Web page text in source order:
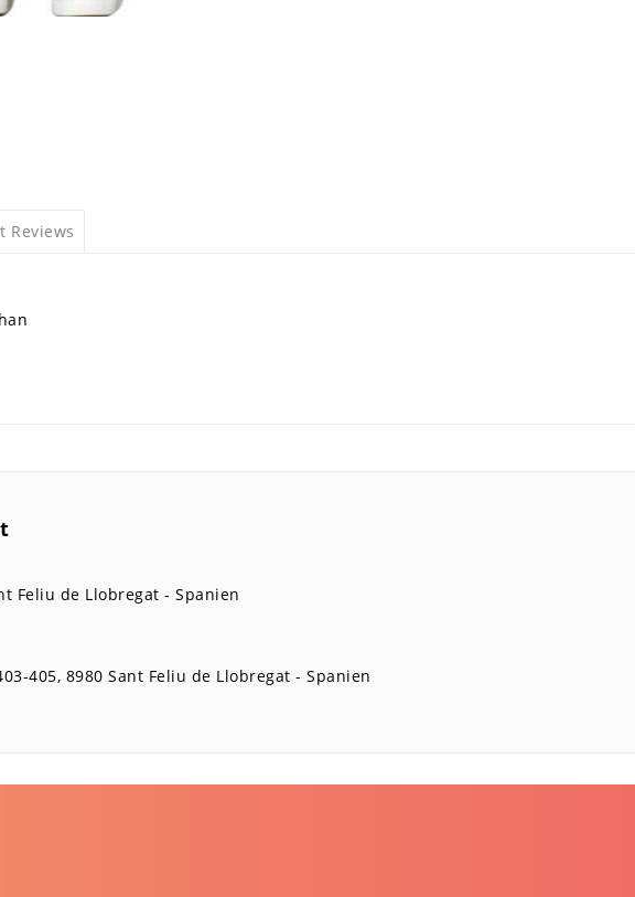
Reviews
Feliu de Llobregat
Spanien
405 8980 Sant Feliu de Llobregat
Spanien